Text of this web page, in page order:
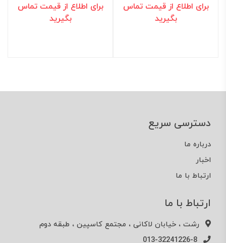
برای اطلاع از قیمت تماس
بگیرید
برای اطلاع از قیمت تماس
بگیرید
دسترسی سریع
درباره ما
اخبار
ارتباط با ما
ارتباط با ما
رشت ، خیابان لاکانی ، مجتمع کاسپین ، طبقه دوم